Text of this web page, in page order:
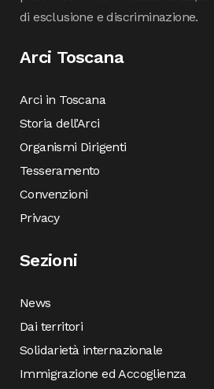
di esclusione e discriminazione.
Arci Toscana
Arci in Toscana
Storia dell’Arci
Organismi Dirigenti
Tesseramento
Convenzioni
Privacy
Sezioni
News
Dai territori
Solidarietà internazionale
Immigrazione ed Accoglienza